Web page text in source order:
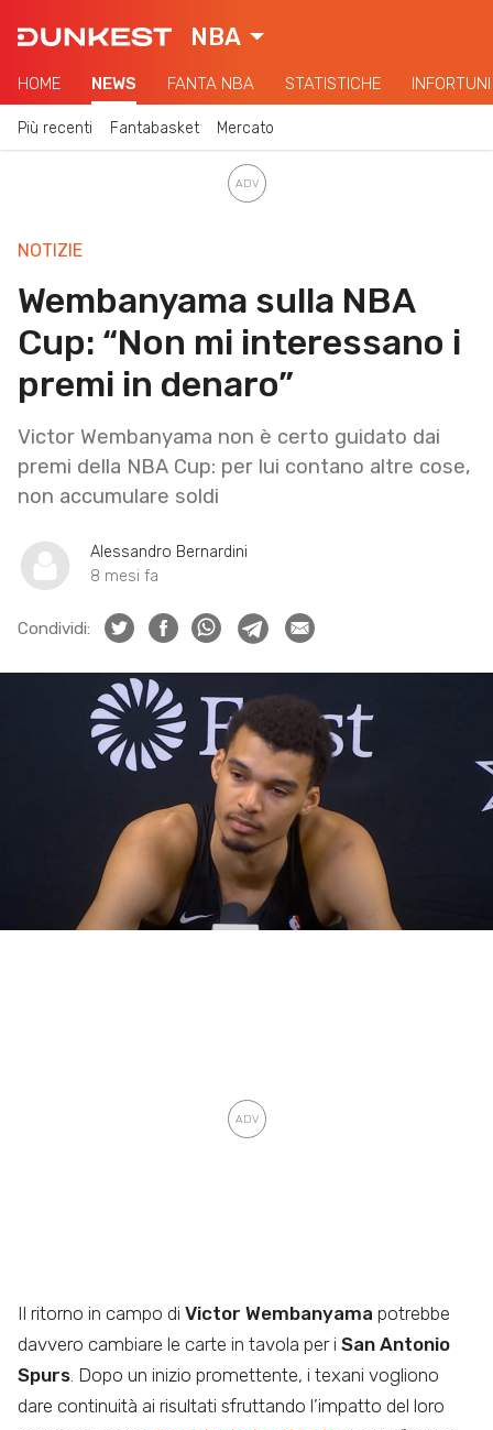
NBA
HOME NEWS FANTA NBA STATISTICHE INFORTUNI
Più recenti Fantabasket Mercato
NOTIZIE
Wembanyama sulla NBA
Cup: “Non mi interessano i
premi in denaro”
Victor Wembanyama non è certo guidato dai
premi della NBA Cup: per lui contano altre cose,
non accumulare soldi
Alessandro Bernardini
8 mesi fa
Condividi:
Il ritorno in campo di Victor Wembanyama potrebbe
davvero cambiare le carte in tavola per i San Antonio
Spurs. Dopo un inizio promettente, i texani vogliono
dare continuità ai risultati sfruttando l’impatto del loro